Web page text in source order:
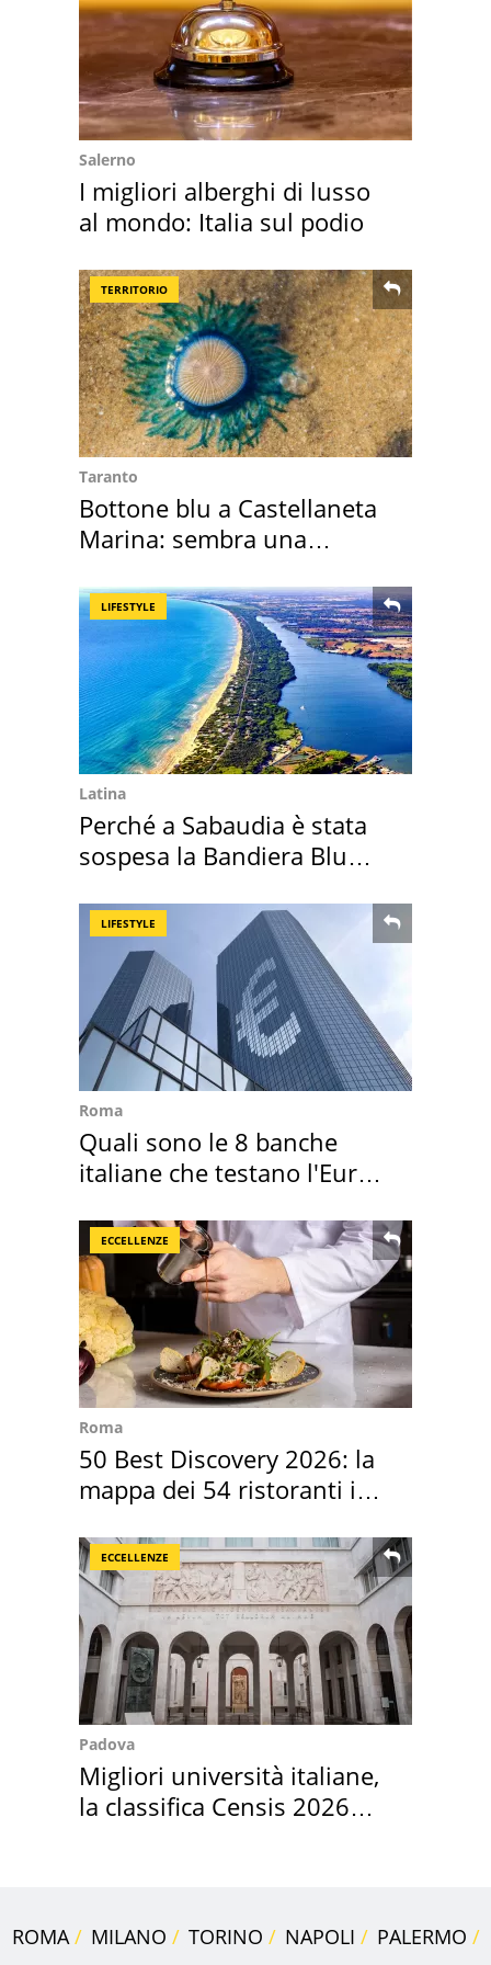
Salerno
I migliori alberghi di lusso
al mondo: Italia sul podio
TERRITORIO
Taranto
Bottone blu a Castellaneta
Marina: sembra una
LIFESTYLE
Latina
Perché a Sabaudia è stata
sospesa la Bandiera Blu
LIFESTYLE
Roma
Quali sono le 8 banche
italiane che testano l'Euro
ECCELLENZE
Roma
50 Best Discovery 2026: la
mappa dei 54 ristoranti in
ECCELLENZE
Padova
Migliori università italiane,
la classifica Censis 2026
ROMA MILANO TORINO NAPOLI
PALERMO